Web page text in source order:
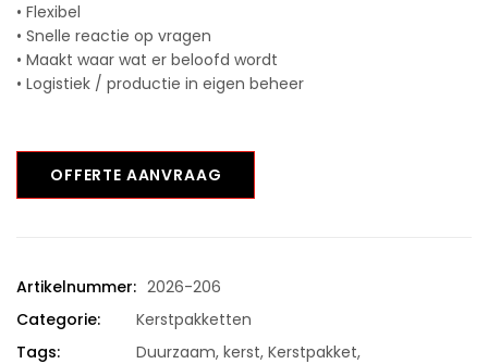
• Flexibel
• Snelle reactie op vragen
• Maakt waar wat er beloofd wordt
• Logistiek / productie in eigen beheer
OFFERTE AANVRAAG
Artikelnummer: 2026-206
Categorie:
Kerstpakketten
Tags:
Duurzaam, kerst, Kerstpakket,